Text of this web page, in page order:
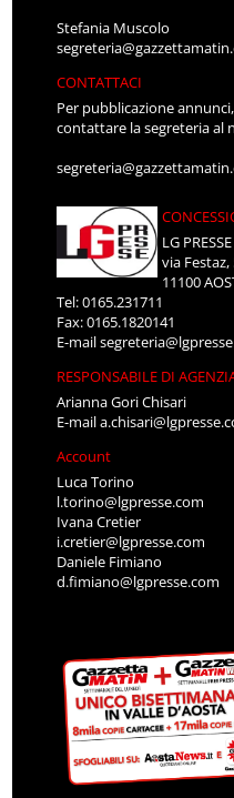
Stefania Muscolo
CONTATTACI
Per pubblicazione
contattare la segreteria al
LG
via Festaz,
11100
Tel: 0165.231711
Fax: 0165.1820141
E-mail
RESPONSABILE DI
Arianna Gori Chisari
E-mail
Account
Luca Torino
l.torino@lgpresse.com
Ivana Cretier
i.cretier@lgpresse.com
Daniele Fimiano
d.fimiano@lgpresse.com